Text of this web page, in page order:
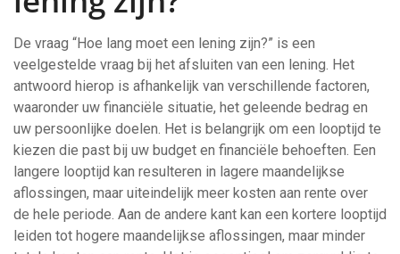
De vraag “Hoe lang moet een lening zijn?” is een
veelgestelde vraag bij het afsluiten van een lening. Het
antwoord hierop is afhankelijk van verschillende factoren,
waaronder uw financiële situatie, het geleende bedrag en
uw persoonlijke doelen. Het is belangrijk om een looptijd te
kiezen die past bij uw budget en financiële behoeften. Een
langere looptijd kan resulteren in lagere maandelijkse
aflossingen, maar uiteindelijk meer kosten aan rente over
de hele periode. Aan de andere kant kan een kortere looptijd
leiden tot hogere maandelijkse aflossingen, maar minder